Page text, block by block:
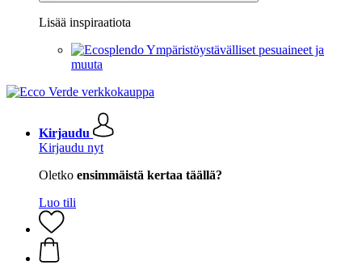
Lisää inspiraatiota
Ympäristöystävälliset pesuaineet ja
muuta
Kirjaudu
Kirjaudu nyt
Oletko ensimmäistä kertaa täällä?
Luo tili